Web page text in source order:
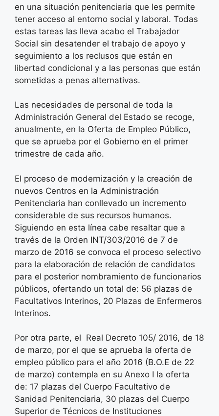
en una situación penitenciaria que les permite
tener acceso al entorno social y laboral. Todas
estas tareas las lleva acabo el Trabajador
Social sin desatender el trabajo de apoyo y
seguimiento a los reclusos que están en
libertad condicional y a las personas que están
sometidas a penas alternativas.
Las necesidades de personal de toda la
Administración General del Estado se recoge,
anualmente, en la Oferta de Empleo Público,
que se aprueba por el Gobierno en el primer
trimestre de cada año.
El proceso de modernización y la creación de
nuevos Centros en la Administración
Penitenciaria han conllevado un incremento
considerable de sus recursos humanos.
Siguiendo en esta línea cabe resaltar que a
través de la Orden INT/303/2016 de 7 de
marzo de 2016 se convoca el proceso selectivo
para la elaboración de relación de candidatos
para el posterior nombramiento de funcionarios
públicos, ofertando un total de: 56 plazas de
Facultativos Interinos, 20 Plazas de Enfermeros
Interinos.
Por otra parte, el Real Decreto 105/ 2016, de 18
de marzo, por el que se aprueba la oferta de
empleo público para el año 2016 (B.O.E de 22
de marzo) contempla en su Anexo I la oferta
de: 17 plazas del Cuerpo Facultativo de
Sanidad Penitenciaria, 30 plazas del Cuerpo
Superior de Técnicos de Instituciones